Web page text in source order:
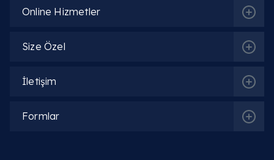
Online Hizmetler
Size Özel
İletişim
Formlar